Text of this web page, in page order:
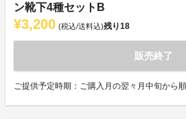
ン靴下4種セットB
¥3,200 (税込/送料込)残り18
販売終了
ご提供予定時期：ご購入月の翌々月中旬から